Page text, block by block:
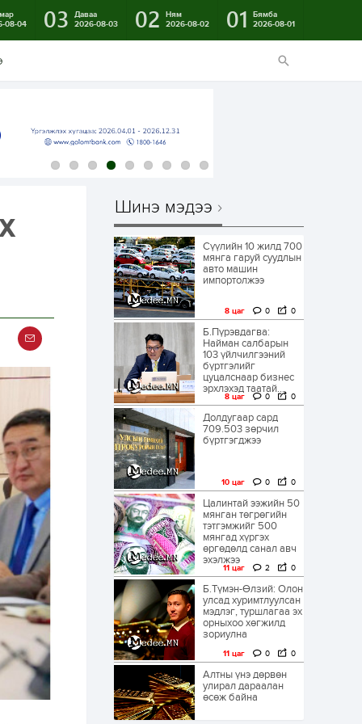
08-04
03
Даваа
2026-08-03
02
Ням
2026-08-02
01
Бямба
2026-08-01
Шинэ мэдээ
Сүүлийн 10 жилд 700
мянга гаруй суудлын
авто машин
импортолжээ
8 цаг 0 0
Б.Пүрэвдагва:
Найман салбарын
103 үйлчилгээний
бүртгэлийг
цуцалснаар бизнес
эрхлэхэд таатай...
8 цаг 0 0
Долдугаар сард
709.503 зөрчил
бүртгэгджээ
10 цаг 0 0
Цалинтай ээжийн 50
мянган төгрөгийн
тэтгэмжийг 500
мянгад хүргэх
өргөдөлд санал авч
эхэлжээ
11 цаг 2 0
Б.Түмэн-Өлзий: Олон
улсад хуримтлуулсан
мэдлэг, туршлагаа эх
орныхоо хөгжилд
зориулна
11 цаг 0 0
Алтны үнэ дөрвөн
улирал дараалан
өсөж байна